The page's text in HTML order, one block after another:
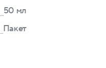
50 мл
Пакет